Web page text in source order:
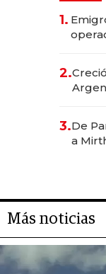
1.
2.
las
3.De
a
Más noticias